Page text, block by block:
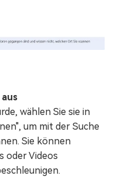
wählen Sie sie in
um mit der Suche
Sie können
oder Videos